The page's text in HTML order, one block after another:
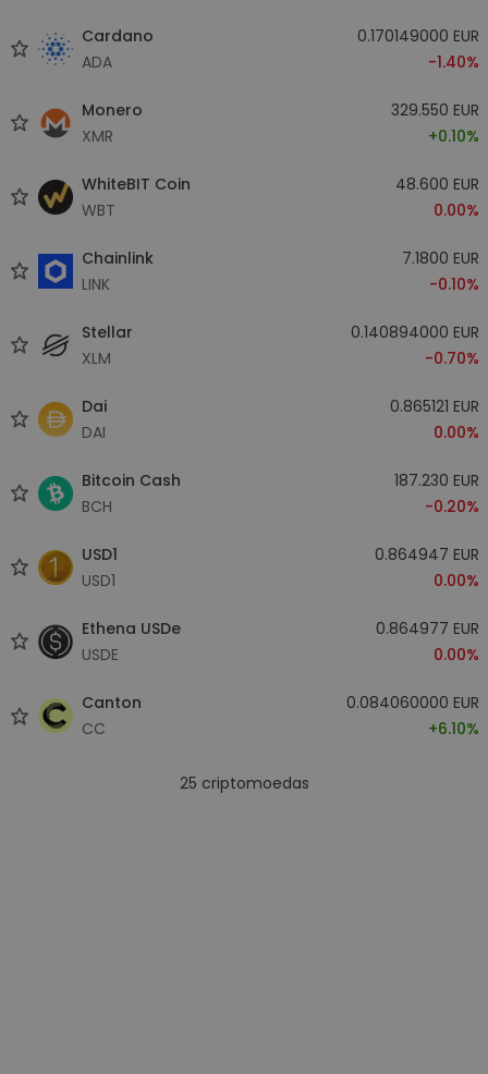
Cardano
ADA
0.170149000 EUR
-1.40%
Monero
XMR
329.550 EUR
+0.10%
WhiteBIT Coin
WBT
48.600 EUR
0.00%
Chainlink
LINK
7.1800 EUR
-0.10%
Stellar
XLM
0.140894000 EUR
-0.70%
Dai
DAI
0.865121 EUR
0.00%
Bitcoin Cash
BCH
187.230 EUR
-0.20%
USD1
USD1
0.864947 EUR
0.00%
Ethena USDe
USDE
0.864977 EUR
0.00%
Canton
CC
0.084060000 EUR
+6.10%
25 criptomoedas